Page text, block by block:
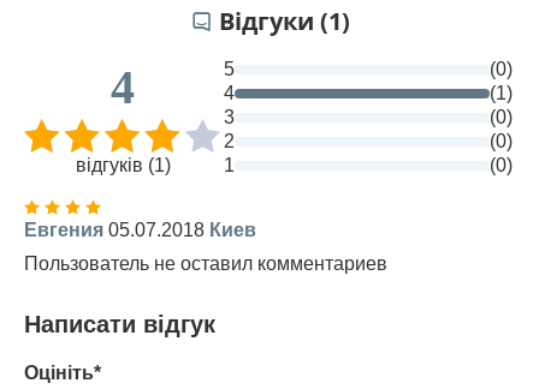
Відгуки (1)
4
відгуків (1)
5
(0)
4
(1)
3
(0)
2
(0)
1
(0)
Евгения 05.07.2018 Киев
Пользователь не оставил комментариев
Написати відгук
Оцініть*